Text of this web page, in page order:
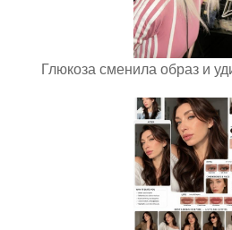
Глюкоза сменила образ и